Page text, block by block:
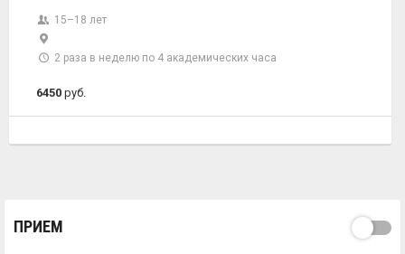
15–18 лет
2 раза в неделю по 4 академических часа
6450 руб.
ПРИЕМ